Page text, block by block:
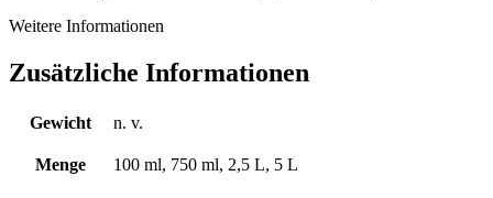
Weitere Informationen
Zusätzliche Informationen
Gewicht n. v.
Menge 100 ml, 750 ml, 2,5 L, 5 L